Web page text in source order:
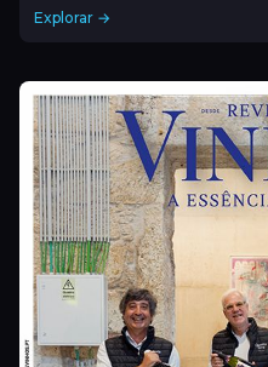
Explorar →